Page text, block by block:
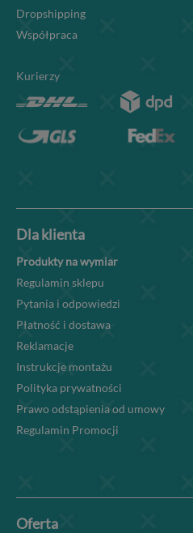
Dropshipping
Współpraca
Kurierzy
Dla klienta
Produkty na wymiar
Regulamin sklepu
Pytania i odpowiedzi
Płatność i dostawa
Reklamacje
Instrukcje montażu
Polityka prywatności
Prawo odstąpienia od umowy
Regulamin Promocji
Oferta